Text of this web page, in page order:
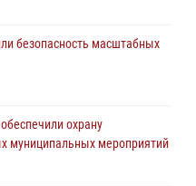
партию вооружения в
призерами
шестиборью
безопасность масштабных
охрану
муниципальных мероприятий